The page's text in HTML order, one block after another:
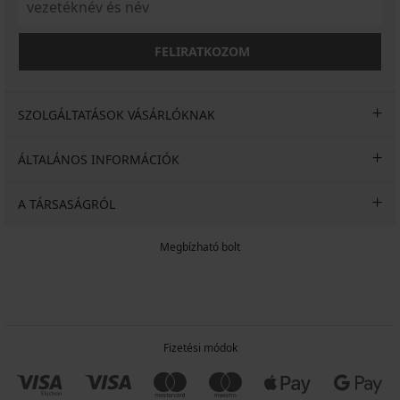
FELIRATKOZOM
SZOLGÁLTATÁSOK VÁSÁRLÓKNAK
ÁLTALÁNOS INFORMÁCIÓK
A TÁRSASÁGRÓL
Megbízható bolt
Fizetési módok